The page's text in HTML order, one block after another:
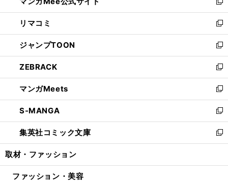
ド
ウ
で
開
く
ィ
ン
ド
ウ
で
開
く
い
ウ
ィ
ン
ド
ウ
で
開
く
新
し
い
ウ
ィ
ン
ド
ウ
で
開
く
リマコミ
新
し
い
ウ
ィ
ン
ド
ウ
で
開
く
ジャンプTOON
新
し
い
ウ
ィ
ン
ド
ウ
で
開
ZEBRACK
新
し
い
ウ
ィ
ン
ド
ウ
開
マンガMeets
新
し
い
ウ
ィ
ン
ウ
S-MANGA
新
し
い
ウ
ン
集英社コミック文庫
新
し
ウ
取材・ファッション
ファッション・美容